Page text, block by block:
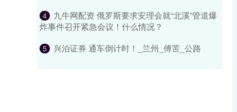
4
九牛网配资 俄罗斯要求安理会就“北溪”管道爆
炸事件召开紧急会议！什么情况？
5 兴泊证券 通车倒计时！_兰州_傅苦_公路